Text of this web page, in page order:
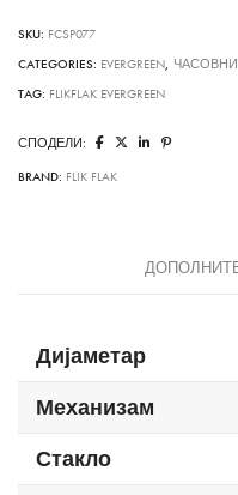
SKU: FCSP077
CATEGORIES: EVERGREEN,
TAG: FLIKFLAK EVERGREEN
СПОДЕЛИ:
BRAND: FLIK FLAK
Дијаметар
Механизам
Стакло